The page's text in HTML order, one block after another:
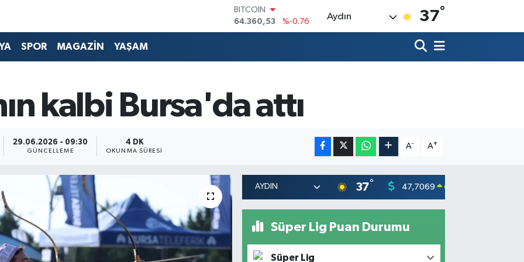
DOLAR
47,7069
%0.17
EURO
BİST100
13.887
%64
Aydın 37°
SPOR MAGAZİN YAŞAM
kalbi Bursa'da attı
29.06.2026 - 09:30
GÜNCELLEME
4 DK
OKUNMA SÜRESI
A- A+
37° 47,7069 0.17
Süper Lig Puan Durumu
Süper Lig